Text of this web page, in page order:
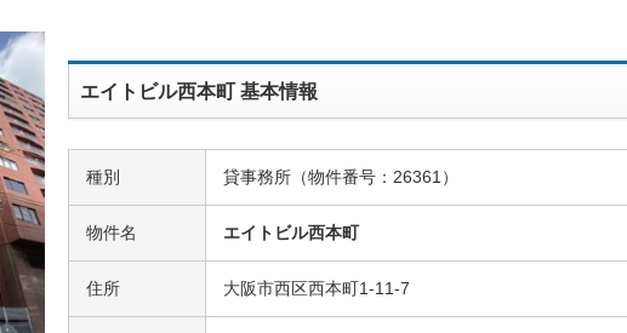
エイトビル西本町 基本情報
種別 貸事務所（物件番号：26361）
物件名 エイトビル西本町
住所 大阪市西区西本町1-11-7